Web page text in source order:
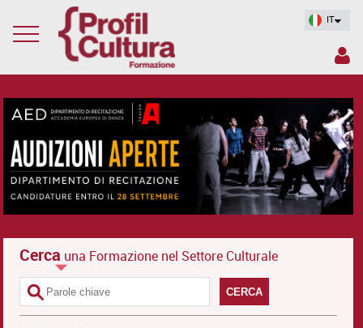
IT
Cerca una Formazione nel Settore Culturale
CERCA